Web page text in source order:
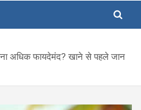
अधिक फायदेमंद? खाने से पहले जान